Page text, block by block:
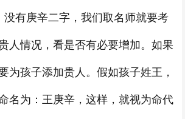
有庚辛二字，我们取名师就要考
人情况，看是否有必要增加。如果
为孩子添加贵人。假如孩子姓王，
名为：王庚辛，这样，就视为命代